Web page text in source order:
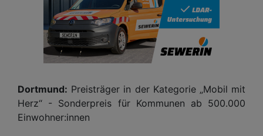
Dortmund: Preisträger in der Kategorie „Mobil mit
Herz“ - Sonderpreis für Kommunen ab 500.000
Einwohner:innen